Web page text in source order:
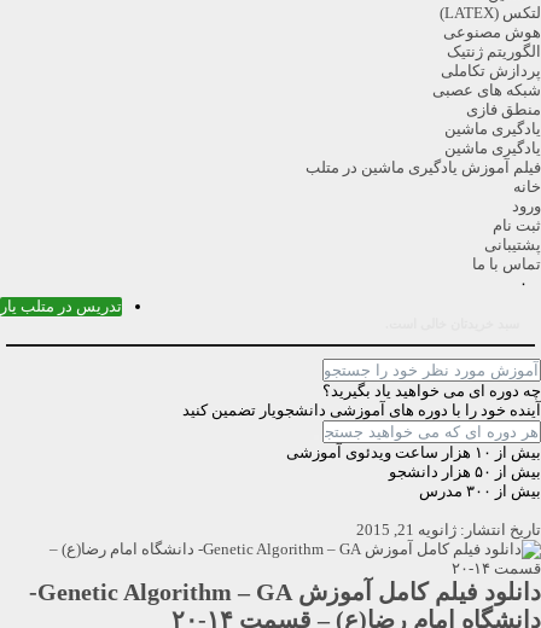
لتکس (LATEX)
هوش مصنوعی
الگوریتم ژنتیک
پردازش تکاملی
شبکه های عصبی
منطق فازی
یادگیری ماشین
یادگیری ماشین
فیلم آموزش یادگیری ماشین در متلب
خانه
ورود
ثبت نام
پشتیبانی
تماس با ما
۰
تدریس در متلب یار
چه دوره ای می خواهید یاد بگیرید؟
آینده خود را با دوره های آموزشی دانشجویار تضمین کنید
بیش از ۱۰ هزار ساعت ویدئوی آموزشی
بیش از ۵۰ هزار دانشجو
بیش از ۳۰۰ مدرس
تاریخ انتشار: ژانویه 21, 2015
دانلود فیلم کامل آموزش Genetic Algorithm – GA-
دانشگاه امام رضا(ع) – قسمت ۱۴-۲۰